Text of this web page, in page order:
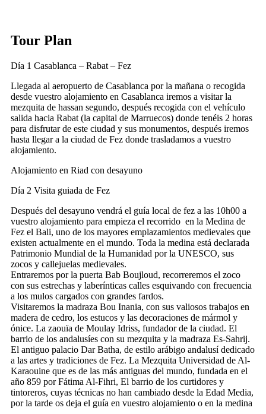
Tour Plan
Día 1 Casablanca – Rabat – Fez
Llegada al aeropuerto de Casablanca por la mañana o recogida
desde vuestro alojamiento en Casablanca iremos a visitar la
mezquita de hassan segundo, después recogida con el vehículo
salida hacia Rabat (la capital de Marruecos) donde tenéis 2 horas
para disfrutar de este ciudad y sus monumentos, después iremos
hasta llegar a la ciudad de Fez donde trasladamos a vuestro
alojamiento.
Alojamiento en Riad con desayuno
Día 2 Visita guiada de Fez
Después del desayuno vendrá el guía local de fez a las 10h00 a
vuestro alojamiento para empieza el recorrido en la Medina de
Fez el Bali, uno de los mayores emplazamientos medievales que
existen actualmente en el mundo. Toda la medina está declarada
Patrimonio Mundial de la Humanidad por la UNESCO, sus
zocos y callejuelas medievales.
Entraremos por la puerta Bab Boujloud, recorreremos el zoco
con sus estrechas y laberínticas calles esquivando con frecuencia
a los mulos cargados con grandes fardos.
Visitaremos la madraza Bou Inania, con sus valiosos trabajos en
madera de cedro, los estucos y las decoraciones de mármol y
ónice. La zaouïa de Moulay Idriss, fundador de la ciudad. El
barrio de los andalusíes con su mezquita y la madraza Es-Sahrij.
El antiguo palacio Dar Batha, de estilo arábigo andalusí dedicado
a las artes y tradiciones de Fez. La Mezquita Universidad de Al-
Karaouine que es de las más antiguas del mundo, fundada en el
año 859 por Fátima Al-Fihri, El barrio de los curtidores y
tintoreros, cuyas técnicas no han cambiado desde la Edad Media,
por la tarde os deja el guía en vuestro alojamiento o en la medina